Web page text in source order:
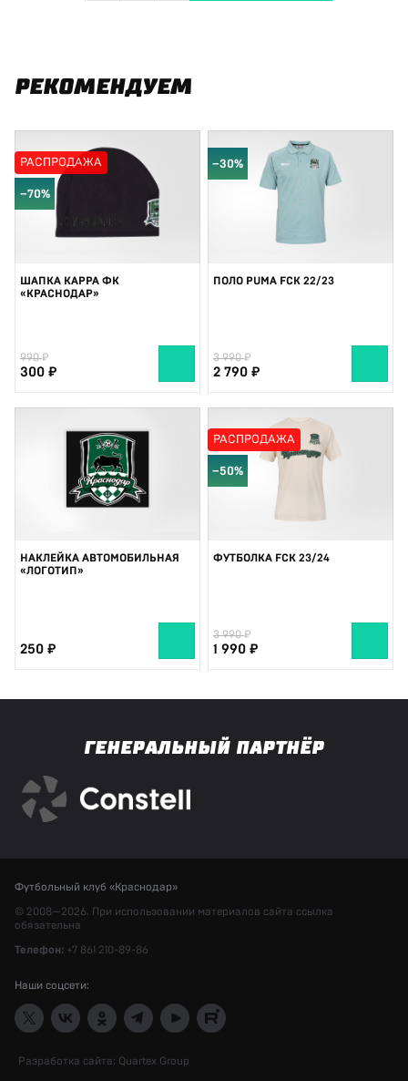
РЕКОМЕНДУЕМ
РАСПРОДАЖА
−70%
ШАПКА KAPPA ФК
«КРАСНОДАР»
990
300
−30%
ПОЛО PUMA FCK 22/23
3 990
2 790
НАКЛЕЙКА АВТОМОБИЛЬНАЯ
«ЛОГОТИП»
250
РАСПРОДАЖА
−50%
ФУТБОЛКА FCK 23/24
3 990
1 990
ГЕНЕРАЛЬНЫЙ ПАРТНЁР
Футбольный клуб «Краснодар»
© 2008—2026. При использовании материалов сайта ссылка
обязательна
Телефон: +7 861 210-89-86
Наши соцсети:
Разработка сайта: Quartex Group